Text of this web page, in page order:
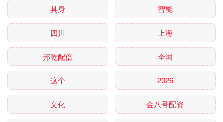
具身 智能
四川 上海
邦乾配倍 全国
这个 2026
文化 金八号配资